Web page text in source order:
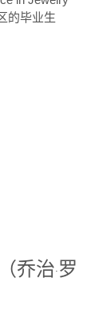
的毕业生
乔治·罗